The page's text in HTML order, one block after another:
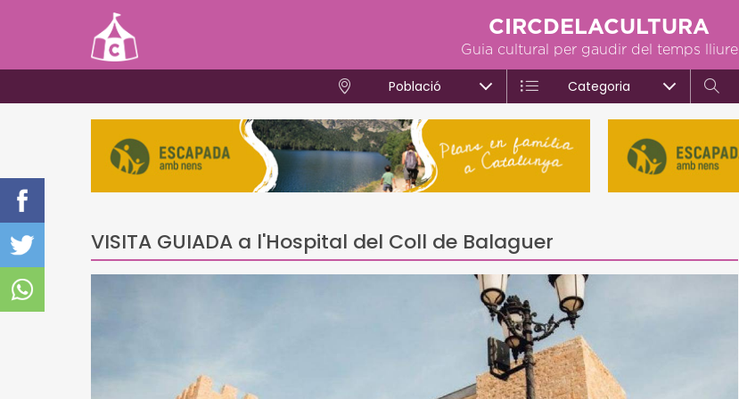
CIRCDELACULTURA
Guia cultural per gaudir del temps lliure
Població Categoria
VISITA GUIADA a l'Hospital del Coll de Balaguer